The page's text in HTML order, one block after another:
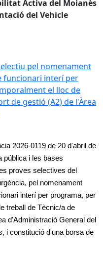
Activa del Moianès
del Vehicle
pel nomenament
funcionari interí per
el lloc de
de gestió (A2) de l'Àrea
2026-0119 de 20 d'abril de
pública i les bases
proves selectives del
pel nomenament
interí per programa, per
treball de Tècnic/a de
d'Administració General del
i constitució d'una borsa de